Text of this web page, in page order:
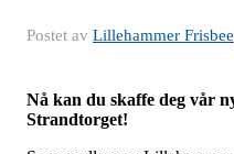
Postet av Lillehammer Frisbee